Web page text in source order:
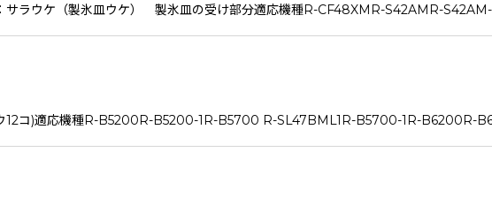
サラウケ（製氷皿ウケ） 製氷皿の受け部分適応機種R-CF48XMR-S42AMR-
12コ)適応機種R-B5200R-B5200-1R-B5700 R-SL47BML1R-B5700-1R-B6200R-